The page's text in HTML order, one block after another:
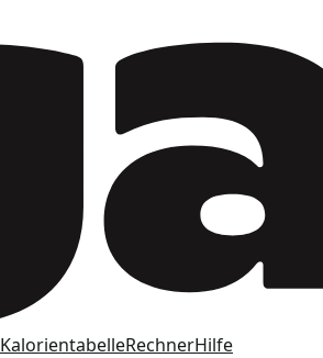
KalorientabelleRechnerHilfe